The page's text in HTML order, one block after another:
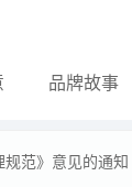
品牌故事
范》意见的通知